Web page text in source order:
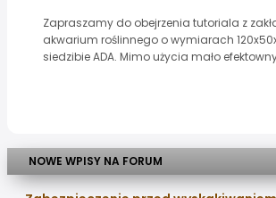
Zapraszamy do obejrzenia tutoriala z
akwarium roślinnego o wymiarach
siedzibie ADA. Mimo użycia mało
NOWE WPISY NA FORUM